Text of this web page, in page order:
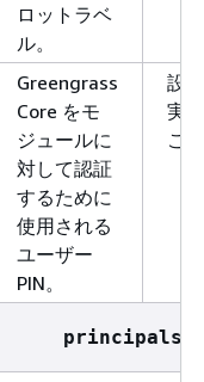
ロットラベ
ル。
Greengrass
Core をモ
ジュールに
対して認証
するために
使用される
ユーザー
PIN。
設
実
こ
principals